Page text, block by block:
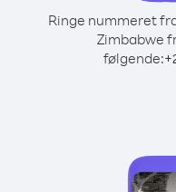
Ringe nummeret
Zimbabwe
følgende:+